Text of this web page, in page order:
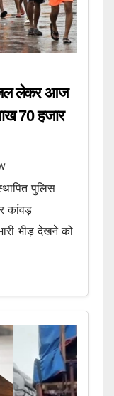
लेकर आज
70 हजार
पुलिस
कांवड़
भीड़ देखने को